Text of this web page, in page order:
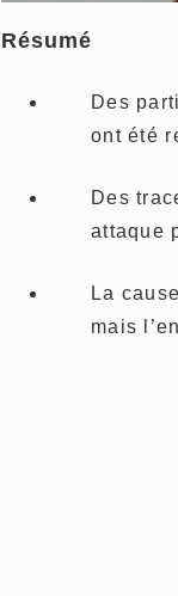
Résumé
Des
ont été
Des
attaque
La
mais